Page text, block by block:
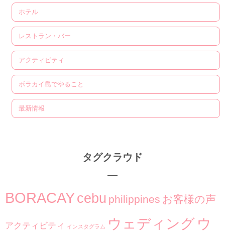
ホテル
レストラン・バー
アクティビティ
ボラカイ島でやること
最新情報
タグクラウド
BORACAYcebu philippines お客様の声
アクティビティ インスタグラム ウェディング ウ